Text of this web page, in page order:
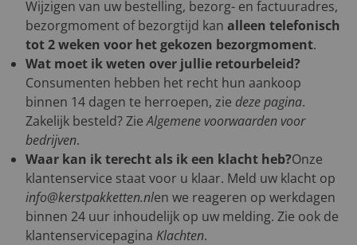
Wijzigen van uw bestelling, bezorg- en factuuradres,
bezorgmoment of bezorgtijd kan alleen telefonisch
tot 2 weken voor het gekozen bezorgmoment.
Wat moet ik weten over jullie retourbeleid?
Consumenten hebben het recht hun aankoop
binnen 14 dagen te herroepen, zie deze pagina.
Zakelijk besteld? ZieAlgemene voorwaarden voor
bedrijven.
Waar kan ik terecht als ik een klacht heb?Onze
klantenservice staat voor u klaar. Meld uw klacht op
info@kerstpakketten.nlen we reageren op werkdagen
binnen 24 uur inhoudelijk op uw melding. Zie ook de
klantenservicepagina Klachten.